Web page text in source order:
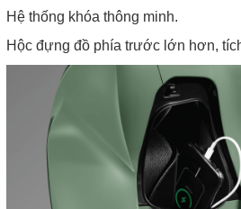
Hệ thống khóa thông minh.
Hộc đựng đồ phía trước lớn hơn,